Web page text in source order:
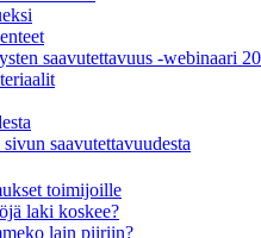
saavutettavuus -webinaari
saavutettavuudesta
toimijoille
laki koskee?
lain piiriin?